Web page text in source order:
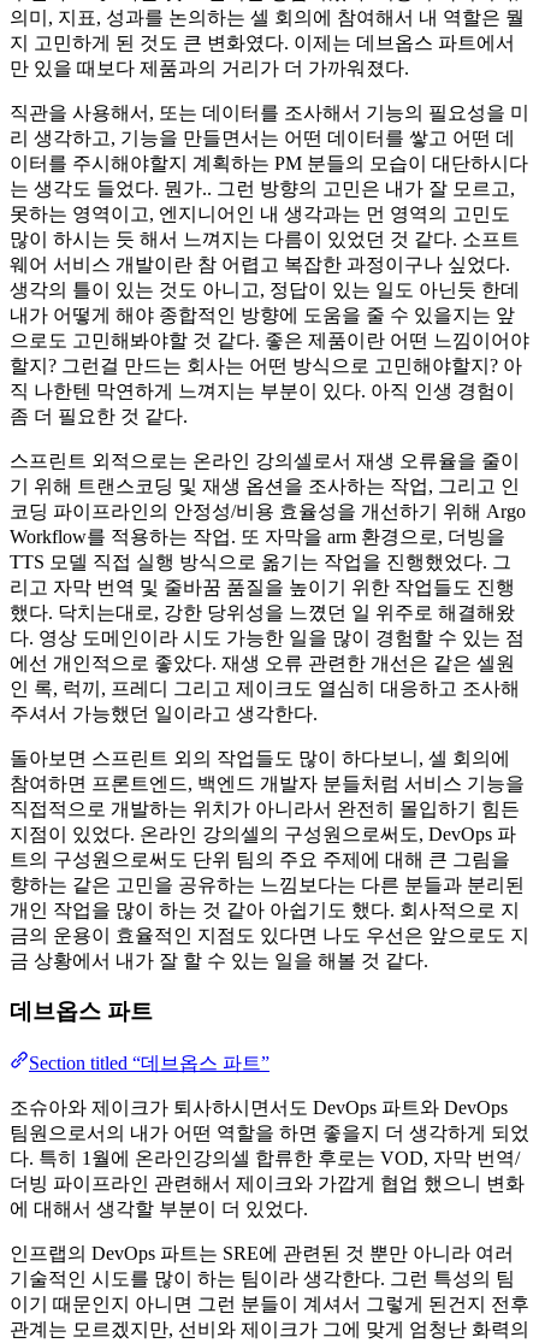
의미, 지표, 성과를 논의하는 셀 회의에 참여해서 내 역할은 뭘
지 고민하게 된 것도 큰 변화였다. 이제는 데브옵스 파트에서
만 있을 때보다 제품과의 거리가 더 가까워졌다.
직관을 사용해서, 또는 데이터를 조사해서 기능의 필요성을 미
리 생각하고, 기능을 만들면서는 어떤 데이터를 쌓고 어떤 데
이터를 주시해야할지 계획하는 PM 분들의 모습이 대단하시다
는 생각도 들었다. 뭔가.. 그런 방향의 고민은 내가 잘 모르고,
못하는 영역이고, 엔지니어인 내 생각과는 먼 영역의 고민도
많이 하시는 듯 해서 느껴지는 다름이 있었던 것 같다. 소프트
웨어 서비스 개발이란 참 어렵고 복잡한 과정이구나 싶었다.
생각의 틀이 있는 것도 아니고, 정답이 있는 일도 아닌듯 한데
내가 어떻게 해야 종합적인 방향에 도움을 줄 수 있을지는 앞
으로도 고민해봐야할 것 같다. 좋은 제품이란 어떤 느낌이어야
할지? 그런걸 만드는 회사는 어떤 방식으로 고민해야할지? 아
직 나한텐 막연하게 느껴지는 부분이 있다. 아직 인생 경험이
좀 더 필요한 것 같다.
스프린트 외적으로는 온라인 강의셀로서 재생 오류율을 줄이
기 위해 트랜스코딩 및 재생 옵션을 조사하는 작업, 그리고 인
코딩 파이프라인의 안정성/비용 효율성을 개선하기 위해 Argo
Workflow를 적용하는 작업. 또 자막을 arm 환경으로, 더빙을
TTS 모델 직접 실행 방식으로 옮기는 작업을 진행했었다. 그
리고 자막 번역 및 줄바꿈 품질을 높이기 위한 작업들도 진행
했다. 닥치는대로, 강한 당위성을 느꼈던 일 위주로 해결해왔
다. 영상 도메인이라 시도 가능한 일을 많이 경험할 수 있는 점
에선 개인적으로 좋았다. 재생 오류 관련한 개선은 같은 셀원
인 록, 럭끼, 프레디 그리고 제이크도 열심히 대응하고 조사해
주셔서 가능했던 일이라고 생각한다.
돌아보면 스프린트 외의 작업들도 많이 하다보니, 셀 회의에
참여하면 프론트엔드, 백엔드 개발자 분들처럼 서비스 기능을
직접적으로 개발하는 위치가 아니라서 완전히 몰입하기 힘든
지점이 있었다. 온라인 강의셀의 구성원으로써도, DevOps 파
트의 구성원으로써도 단위 팀의 주요 주제에 대해 큰 그림을
향하는 같은 고민을 공유하는 느낌보다는 다른 분들과 분리된
개인 작업을 많이 하는 것 같아 아쉽기도 했다. 회사적으로 지
금의 운용이 효율적인 지점도 있다면 나도 우선은 앞으로도 지
금 상황에서 내가 잘 할 수 있는 일을 해볼 것 같다.
데브옵스 파트
Section titled “데브옵스 파트”
조슈아와 제이크가 퇴사하시면서도 DevOps 파트와 DevOps
팀원으로서의 내가 어떤 역할을 하면 좋을지 더 생각하게 되었
다. 특히 1월에 온라인강의셀 합류한 후로는 VOD, 자막 번역/
더빙 파이프라인 관련해서 제이크와 가깝게 협업 했으니 변화
에 대해서 생각할 부분이 더 있었다.
인프랩의 DevOps 파트는 SRE에 관련된 것 뿐만 아니라 여러
기술적인 시도를 많이 하는 팀이라 생각한다. 그런 특성의 팀
이기 때문인지 아니면 그런 분들이 계셔서 그렇게 된건지 전후
관계는 모르겠지만, 선비와 제이크가 그에 맞게 엄청난 화력의